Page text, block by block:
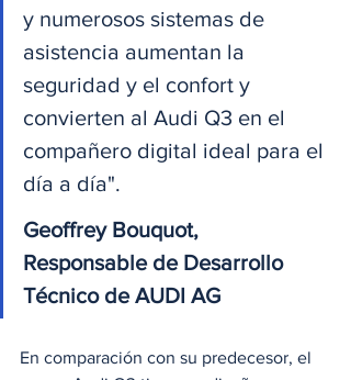
y numerosos sistemas de
asistencia aumentan la
seguridad y el confort y
convierten al Audi Q3 en el
compañero digital ideal para el
día a día".
Geoffrey Bouquot,
Responsable de Desarrollo
Técnico de AUDI AG
En comparación con su predecesor, el